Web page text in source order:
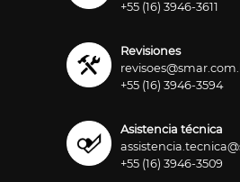
+55 (16) 3946-3611
Revisiones
+55 (16) 3946-3594
Asistencia técnica
+55 (16) 3946-3509